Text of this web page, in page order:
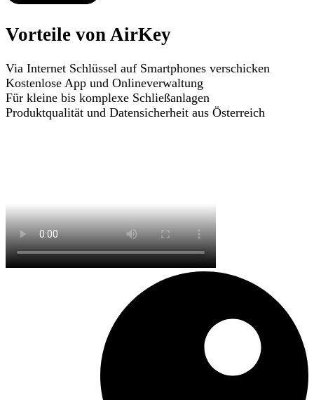
Vorteile von AirKey
Via Internet Schlüssel auf Smartphones verschicken
Kostenlose App und Onlineverwaltung
Für kleine bis komplexe Schließanlagen
Produktqualität und Datensicherheit aus Österreich